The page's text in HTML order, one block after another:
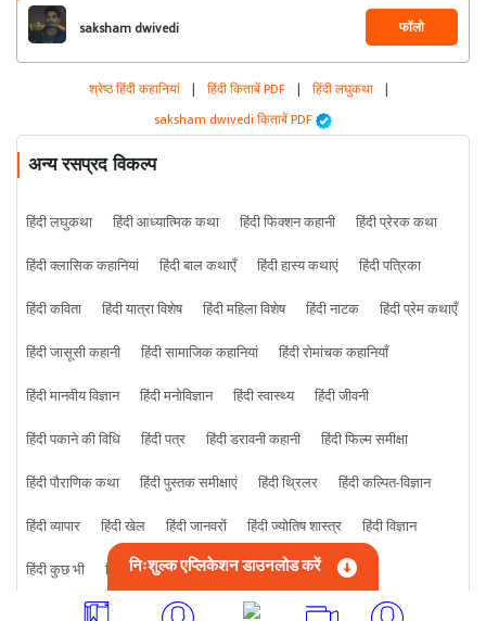
saksham dwivedi फॉलो
श्रेष्ठ हिंदी कहानियां | हिंदी किताबें PDF | हिंदी लघुकथा |
saksham dwivedi किताबें PDF
अन्य रसप्रद विकल्प
हिंदी लघुकथा हिंदी आध्यात्मिक कथा हिंदी फिक्शन कहानी
हिंदी प्रेरक कथा
हिंदी क्लासिक कहानियां
हिंदी बाल कथाएँ हिंदी हास्य कथाएं
हिंदी पत्रिका
हिंदी कविता
हिंदी यात्रा विशेष हिंदी महिला विशेष हिंदी नाटक
हिंदी प्रेम कथाएँ
हिंदी जासूसी कहानी
हिंदी सामाजिक कहानियां
हिंदी रोमांचक कहानियाँ
हिंदी मानवीय विज्ञान
हिंदी मनोविज्ञान हिंदी स्वास्थ्य
हिंदी जीवनी
हिंदी पकाने की विधि
हिंदी पत्र हिंदी डरावनी कहानी
हिंदी फिल्म समीक्षा
हिंदी पौराणिक कथा
हिंदी पुस्तक समीक्षाएं हिंदी थ्रिलर
हिंदी कल्पित-विज्ञान
हिंदी व्यापार
हिंदी खेल हिंदी जानवरों हिंदी ज्योतिष शास्त्र
हिंदी विज्ञान
हिंदी कुछ भी
हिंदी क्राइम कहानी
निःशुल्क एप्लिकेशन डाउनलोड करें